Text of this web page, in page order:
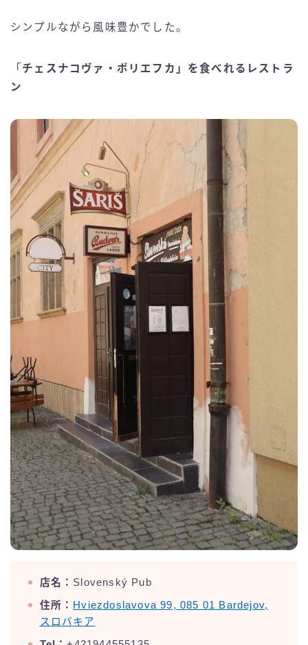
シンプルながら風味豊かでした。
「 チェスナコヴァ・ポリエフカ」を食べれるレストラ
ン
店名： Slovenský Pub
住所： Hviezdoslavova 99, 085 01 Bardejov,
スロバキア